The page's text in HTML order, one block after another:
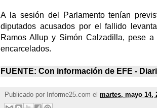
A la sesión del Parlamento tenían
diputados acusados por el fallido
Ramos Allup y Simón Calzadilla, pese
encarcelados.
FUENTE: Con información de EFE -
Publicado por Informe25.com el martes, mayo 14,